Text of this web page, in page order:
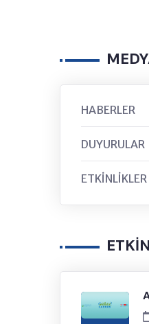
HABERLER
DUYURULAR
ETKİNLİKLER